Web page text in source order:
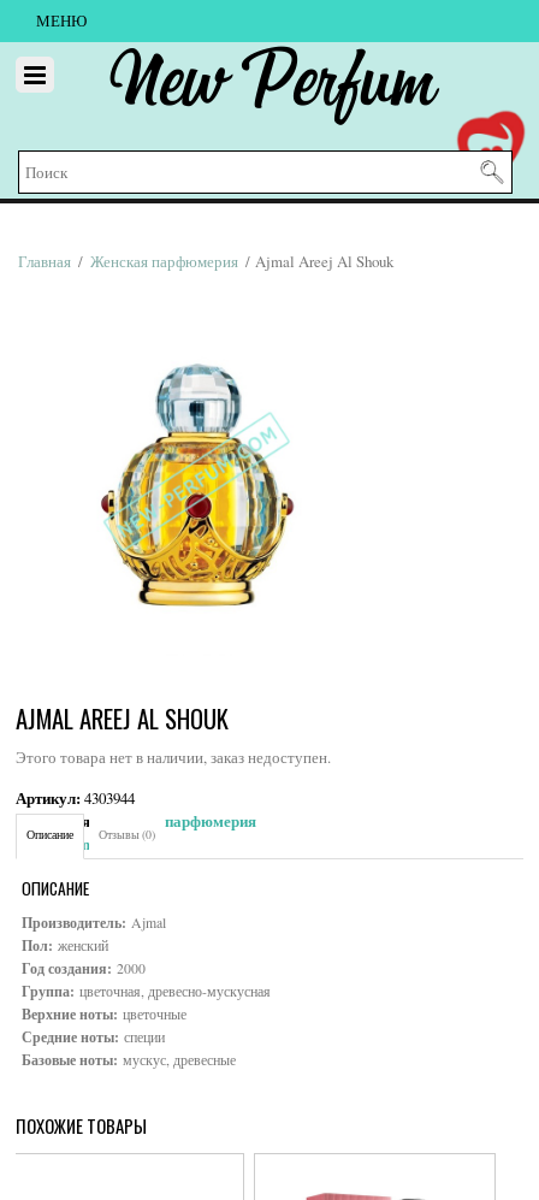
МЕНЮ
New Perfum
Главная / Женская парфюмерия / Ajmal Areej Al Shouk
AJMAL AREEJ AL SHOUK
Этого товара нет в наличии, заказ недоступен.
Артикул:4303944
Категория:
Женская парфюмерия
Brand:Ajmal
Описание Отзывы (0)
ОПИСАНИЕ
Производитель: Ajmal
Пол: женский
Год создания: 2000
Группа: цветочная, древесно-мускусная
Верхние ноты: цветочные
Средние ноты: специи
Базовые ноты: мускус, древесные
ПОХОЖИЕ ТОВАРЫ